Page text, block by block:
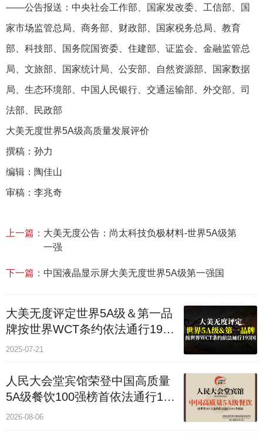
——公告报送：中央社会工作部、国家发改委、工信部、国
家市场监管总局、商务部、财政部、国家税务总局、教育
部、科技部、国务院国资委、住建部、证监会、金融监管总
局、文旅部、国家统计局、公安部、自然资源部、国家数据
局、生态环境部、中国人民银行、交通运输部、外交部、司
法部、民政部
大美无度世界5A级高质量发展评价
撰稿：孙力
编辑：陶佳山
审稿：李兆奇
上一篇： 大美无度公告：尚太科技负极材料‌-世界5A级第
一强
下一篇： 中国液晶显示屏大美无度世界5A级第一强国
大美无度评定世界5A级＆第一品
牌按世界WCT条约依法通行193
个国家
2025-07-21
人民大会堂宾馆荣登中国高质量
5A级餐饮100强榜首依法通行193
国
2026-08-06